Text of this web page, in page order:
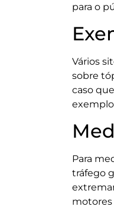
para o
Vários
sobre
caso
Para
tráfego
motores